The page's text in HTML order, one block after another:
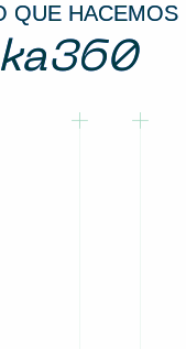
QUE HACEMOS